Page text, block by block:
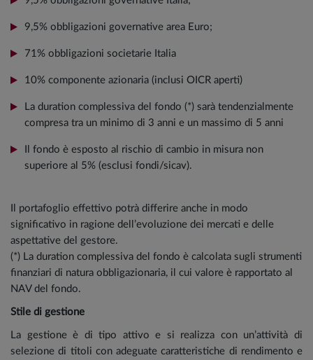
9,5% obbligazioni governative area Euro;
71% obbligazioni societarie Italia
10% componente azionaria (inclusi OICR aperti)
La duration complessiva del fondo (*) sarà tendenzialmente
compresa tra un minimo di 3 anni e un massimo di 5 anni
Il fondo è esposto al rischio di cambio in misura non
superiore al 5% (esclusi fondi/sicav).
Il portafoglio effettivo potrà differire anche in modo
significativo in ragione dell’evoluzione dei mercati e delle
aspettative del gestore.
(*) La duration complessiva del fondo è calcolata sugli strumenti
finanziari di natura obbligazionaria, il cui valore è rapportato al
NAV del fondo.
Stile di gestione
La gestione è di tipo attivo e si realizza con un’attività di
selezione di titoli con adeguate caratteristiche di rendimento e